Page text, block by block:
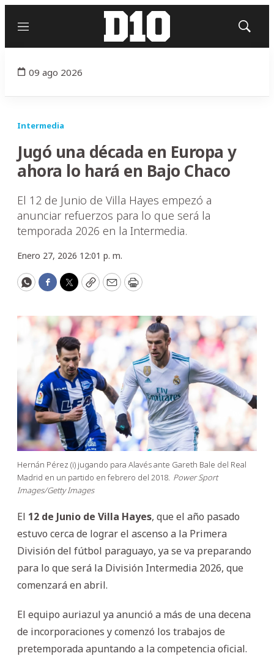
Menú
Mostrar
09 ago 2026
Intermedia
Jugó una década en Europa y
ahora lo hará en Bajo Chaco
El 12 de Junio de Villa Hayes empezó a
anunciar refuerzos para lo que será la
temporada 2026 en la Intermedia.
Enero 27, 2026 12:01 p. m.
WhatsApp
Facebook
Twitter
CopyEmailPrint
Hernán Pérez (i) jugando para Alavés ante Gareth Bale del Real
Madrid en un partido en febrero del 2018. Power Sport
Images/Getty Images
El 12 de Junio de Villa Hayes, que el año pasado
estuvo cerca de lograr el ascenso a la Primera
División del fútbol paraguayo, ya se va preparando
para lo que será la División Intermedia 2026, que
comenzará en abril.
El equipo auriazul ya anunció a más de una decena
de incorporaciones y comenzó los trabajos de
pretemporada apuntando a la competencia oficial.